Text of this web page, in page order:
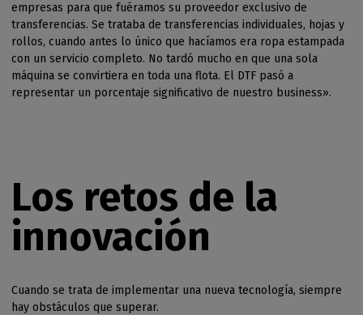
empresas para que fuéramos su proveedor exclusivo de
transferencias. Se trataba de transferencias individuales, hojas y
rollos, cuando antes lo único que hacíamos era ropa estampada
con un servicio completo. No tardó mucho en que una sola
máquina se convirtiera en toda una flota. El DTF pasó a
representar un porcentaje significativo de nuestro business».
Los retos de la
innovación
Cuando se trata de implementar una nueva tecnología, siempre
hay obstáculos que superar.